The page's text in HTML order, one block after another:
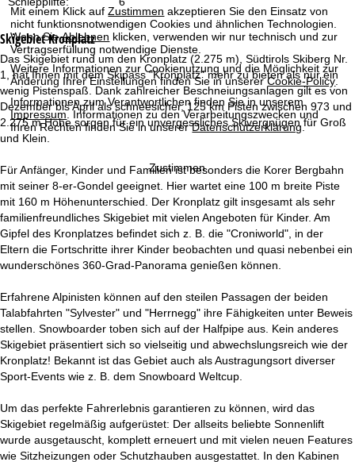
Mit einem Klick aufZustimmen akzeptieren Sie den Einsatz von
nicht funktionsnotwendigen Cookies und ähnlichen Technologien.
Wenn SieAblehnen klicken, verwenden wir nur technisch und zur
Vertragserfüllung notwendige Dienste.
Weitere Informationen zur Cookienutzung und die Möglichkeit zur
Änderung Ihrer Einstellungen finden Sie in unsererCookie-Policy.
Informationen zum Verantwortlichen finden Sie in unserem
Impressum. Informationen zu den Verarbeitungszwecken und
Ihren Rechten finden Sie in unsererDatenschutzerklärung .
Zustimmen
SkigebietKronplatz
Das Skigebiet rund um den Kronplatz (2.275 m), Südtirols Skiberg Nr.
1, hat Ihnen mit dem Skipass "Kronplatz" mehr zu bieten als nur ein
wenig Pistenspaß. Dank zahlreicher Beschneiungsanlagen gilt es von
Dezember bis April als schneesicher, 125 km Pisten zwischen 973 und
2.275 m Höhe sorgen für ein unvergessliches Skivergnügen für Groß
und Klein.
Für Anfänger, Kinder und Familien ist besonders die Korer Bergbahn
mit seiner 8-er-Gondel geeignet. Hier wartet eine 100 m breite Piste
mit 160 m Höhenunterschied. Der Kronplatz gilt insgesamt als sehr
familienfreundliches Skigebiet mit vielen Angeboten für Kinder. Am
Gipfel des Kronplatzes befindet sich z. B. die "Croniworld", in der
Eltern die Fortschritte ihrer Kinder beobachten und quasi nebenbei ein
wunderschönes 360-Grad-Panorama genießen können.
Erfahrene Alpinisten können auf den steilen Passagen der beiden
Talabfahrten "Sylvester" und "Herrnegg" ihre Fähigkeiten unter Beweis
stellen. Snowboarder toben sich auf der Halfpipe aus. Kein anderes
Skigebiet präsentiert sich so vielseitig und abwechslungsreich wie der
Kronplatz! Bekannt ist das Gebiet auch als Austragungsort diverser
Sport-Events wie z. B. dem Snowboard Weltcup.
Um das perfekte Fahrerlebnis garantieren zu können, wird das
Skigebiet regelmäßig aufgerüstet: Der allseits beliebte Sonnenlift
wurde ausgetauscht, komplett erneuert und mit vielen neuen Features
wie Sitzheizungen oder Schutzhauben ausgestattet. In den Kabinen